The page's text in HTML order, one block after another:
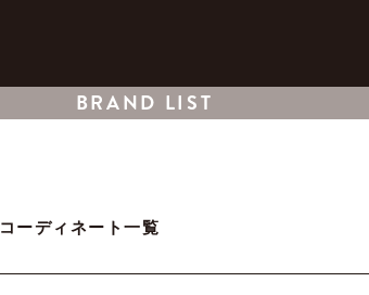
BRAND LIST
コーディネート一覧